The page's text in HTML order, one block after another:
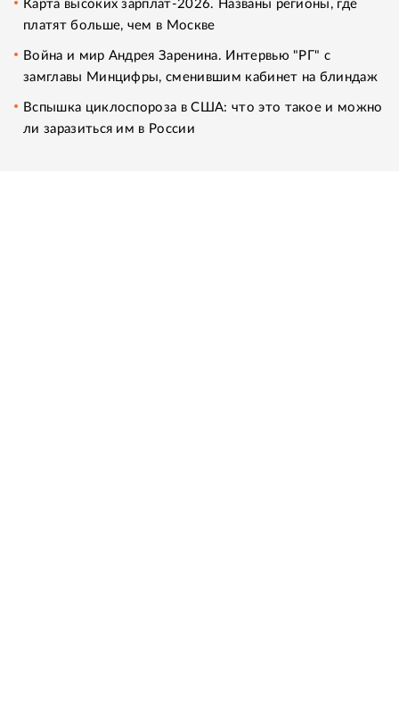
Карта высоких зарплат-2026. Названы регионы, где
платят больше, чем в Москве
Война и мир Андрея Заренина. Интервью "РГ" с
замглавы Минцифры, сменившим кабинет на блиндаж
Вспышка циклоспороза в США: что это такое и можно
ли заразиться им в России